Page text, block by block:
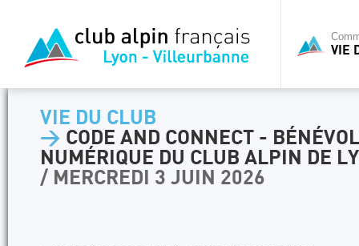
VIE
VIE DU CLUB
> CODE AND CONNECT -
NUMÉRIQUE DU CLUB ALPIN DE
/ MERCREDI 3 JUIN 2026